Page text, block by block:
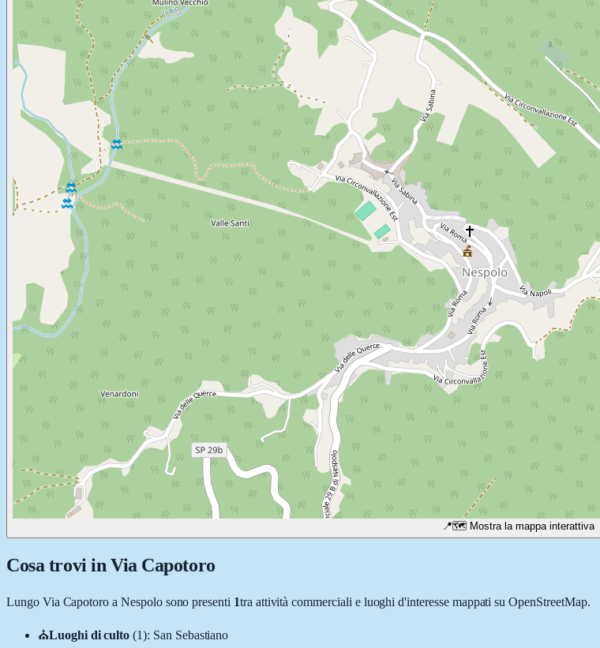
📍🗺️ Mostra la mappa interattiva
Cosa trovi in Via Capotoro
Lungo Via Capotoro aNespolosono presenti 1tra attività commerciali e luoghi d'interesse mappati su OpenStreetMap.
⛪Luoghi di culto (1): San Sebastiano